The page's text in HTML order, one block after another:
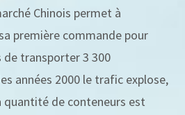
Chinois permet à
première commande pour
de transporter 3 300
années 2000 le trafic explose,
quantité de conteneurs est